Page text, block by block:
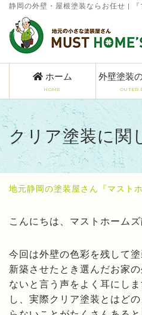
静岡の外壁・屋根塗装ならお任せ | 『
ホーム
HOME
外壁塗装
OUTER
クリア塗装に関
地元静岡の塗装屋さん『マスト
こんにちは、マストホーム
今回は外壁の色彩を残して
新築させたとき選んだお家
ないと言う声をよく耳にし
し、実際クリア塗装とはど